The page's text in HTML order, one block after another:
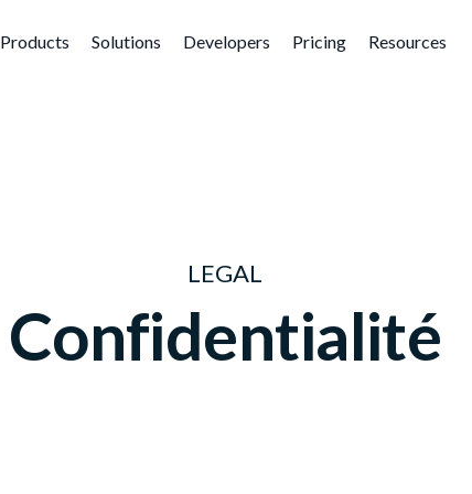
Products Solutions Developers Pricing Resources
LEGAL
Confidentialité